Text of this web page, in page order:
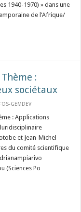
1940-1970) » dans une
de l’Afrique/
:
sociétaux
GEMDEV
: Applications
et Jean-Michel
du comité scientifique
(Sciences Po